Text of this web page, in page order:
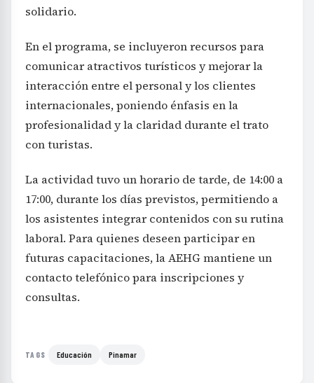
solidario.
En el programa, se incluyeron recursos para
comunicar atractivos turísticos y mejorar la
interacción entre el personal y los clientes
internacionales, poniendo énfasis en la
profesionalidad y la claridad durante el trato
con turistas.
La actividad tuvo un horario de tarde, de 14:00 a
17:00, durante los días previstos, permitiendo a
los asistentes integrar contenidos con su rutina
laboral. Para quienes deseen participar en
futuras capacitaciones, la AEHG mantiene un
contacto telefónico para inscripciones y
consultas.
TAGS Educación Pinamar